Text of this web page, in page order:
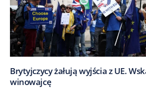
Brytyjczycy żałują wyjścia z UE.
winowajcę